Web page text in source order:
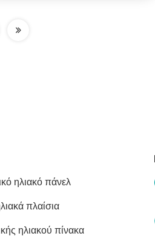
ηλιακό πάνελ
πλαίσια
ηλιακού πίνακα